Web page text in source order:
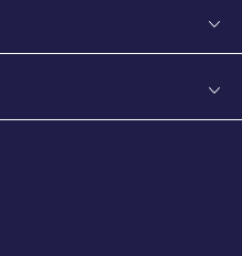
o gato em um suporte